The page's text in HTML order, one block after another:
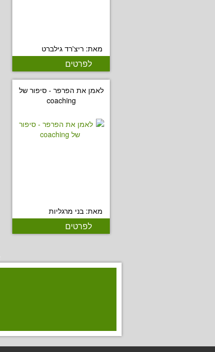
מאת: ריצ'רד גילברט
לפרטים
לאמן את הפרפר - סיפור של
coaching
מאת: בני מרגליות
לפרטים